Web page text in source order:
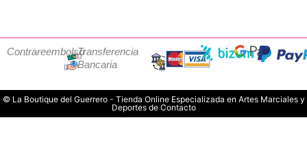
ContrareembolsoTransferencia
Bancaria
© La Boutique del Guerrero - Tienda Online Especializada en Artes Marciales y
Deportes de Contacto